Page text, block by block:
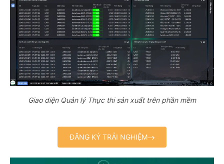
Giao diện Quản lý Thực thi sản xuất trên phần mềm
ĐĂNG KÝ TRẢI NGHIỆM